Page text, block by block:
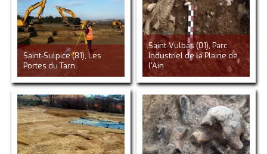
Saint-Sulpice (81), Les
Portes du Tarn
Saint-Vulbas (01), Parc
Industriel de la Plaine de
l'Ain